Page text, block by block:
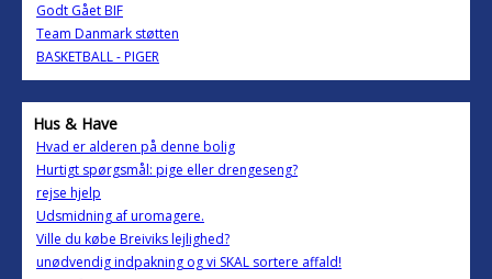
Godt Gået BIF
Team Danmark støtten
BASKETBALL - PIGER
Hus & Have
Hvad er alderen på denne bolig
Hurtigt spørgsmål: pige eller drengeseng?
rejse hjelp
Udsmidning af uromagere.
Ville du købe Breiviks lejlighed?
unødvendig indpakning og vi SKAL sortere affald!